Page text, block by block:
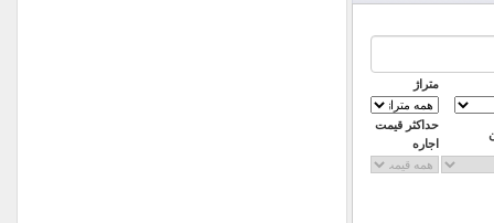
متراژ
حداکثر قیمت
اجاره